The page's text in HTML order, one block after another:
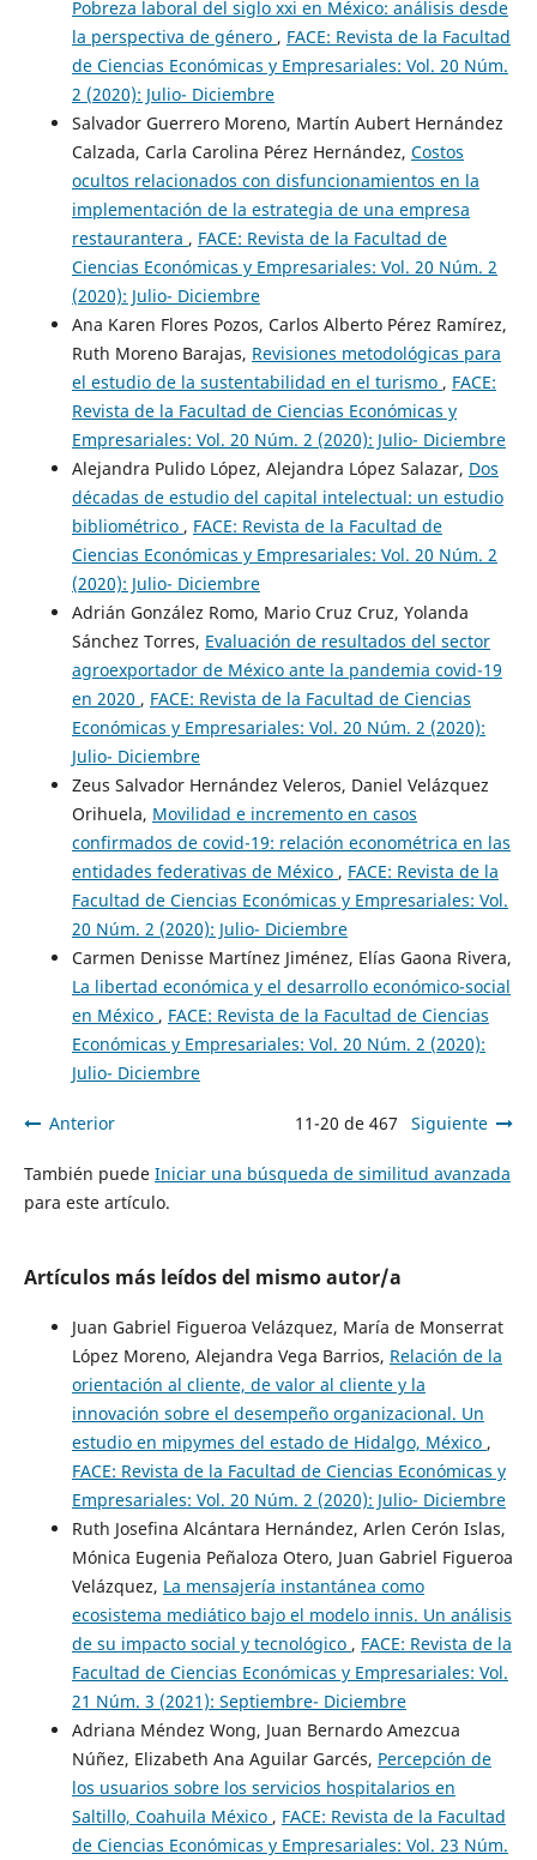
Pobreza laboral del siglo xxi en México: análisis desde
la perspectiva de género , FACE: Revista de la Facultad
de Ciencias Económicas y Empresariales: Vol. 20 Núm.
2 (2020): Julio- Diciembre
Salvador Guerrero Moreno, Martín Aubert Hernández
Calzada, Carla Carolina Pérez Hernández, Costos
ocultos relacionados con disfuncionamientos en la
implementación de la estrategia de una empresa
restaurantera , FACE: Revista de la Facultad de
Ciencias Económicas y Empresariales: Vol. 20 Núm. 2
(2020): Julio- Diciembre
Ana Karen Flores Pozos, Carlos Alberto Pérez Ramírez,
Ruth Moreno Barajas, Revisiones metodológicas para
el estudio de la sustentabilidad en el turismo , FACE:
Revista de la Facultad de Ciencias Económicas y
Empresariales: Vol. 20 Núm. 2 (2020): Julio- Diciembre
Alejandra Pulido López, Alejandra López Salazar, Dos
décadas de estudio del capital intelectual: un estudio
bibliométrico , FACE: Revista de la Facultad de
Ciencias Económicas y Empresariales: Vol. 20 Núm. 2
(2020): Julio- Diciembre
Adrián González Romo, Mario Cruz Cruz, Yolanda
Sánchez Torres, Evaluación de resultados del sector
agroexportador de México ante la pandemia covid-19
en 2020 , FACE: Revista de la Facultad de Ciencias
Económicas y Empresariales: Vol. 20 Núm. 2 (2020):
Julio- Diciembre
Zeus Salvador Hernández Veleros, Daniel Velázquez
Orihuela, Movilidad e incremento en casos
confirmados de covid-19: relación econométrica en las
entidades federativas de México , FACE: Revista de la
Facultad de Ciencias Económicas y Empresariales: Vol.
20 Núm. 2 (2020): Julio- Diciembre
Carmen Denisse Martínez Jiménez, Elías Gaona Rivera,
La libertad económica y el desarrollo económico-social
en México , FACE: Revista de la Facultad de Ciencias
Económicas y Empresariales: Vol. 20 Núm. 2 (2020):
Julio- Diciembre
Anterior 11-20 de 467 Siguiente
También puede Iniciar una búsqueda de similitud avanzada
para este artículo.
Artículos más leídos del mismo autor/a
Juan Gabriel Figueroa Velázquez, María de Monserrat
López Moreno, Alejandra Vega Barrios, Relación de la
orientación al cliente, de valor al cliente y la
innovación sobre el desempeño organizacional. Un
estudio en mipymes del estado de Hidalgo, México ,
FACE: Revista de la Facultad de Ciencias Económicas y
Empresariales: Vol. 20 Núm. 2 (2020): Julio- Diciembre
Ruth Josefina Alcántara Hernández, Arlen Cerón Islas,
Mónica Eugenia Peñaloza Otero, Juan Gabriel Figueroa
Velázquez, La mensajería instantánea como
ecosistema mediático bajo el modelo innis. Un análisis
de su impacto social y tecnológico , FACE: Revista de la
Facultad de Ciencias Económicas y Empresariales: Vol.
21 Núm. 3 (2021): Septiembre- Diciembre
Adriana Méndez Wong, Juan Bernardo Amezcua
Núñez, Elizabeth Ana Aguilar Garcés, Percepción de
los usuarios sobre los servicios hospitalarios en
Saltillo, Coahuila México , FACE: Revista de la Facultad
de Ciencias Económicas y Empresariales: Vol. 23 Núm.